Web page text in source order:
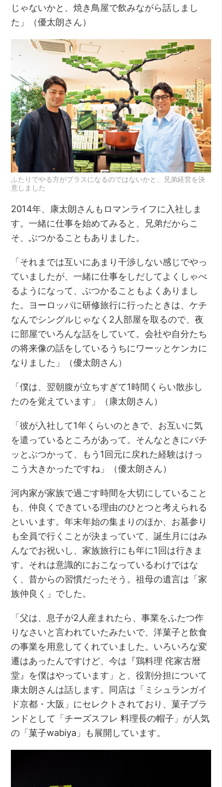
じゃないかと、焼き鳥屋で飲みながら話しまし
た」（優太朗さん）
ふたりでやる方がプラスになるのではないかと、兄弟経営を決
意しました
2014年、康太朗さんもロマンライフに入社しま
す。一緒に仕事を始めてみると、兄弟だからこ
そ、ぶつかることもありました。
「それまでは互いにあまり干渉しない感じでやっ
ていましたが、一緒に仕事をしだしてよくしゃべ
るようになって、ぶつかることもよくありまし
た。ヨーロッパに研修旅行に行ったときは、ケチ
なんでシングルじゃなく2人部屋を取るので、夜
に部屋でいろんな話をしていて。会社や自分たち
の将来像の話をしているうちにワーッとケンカに
なりました」（優太朗さん）
「僕は、翌朝腹が立ちすぎて1時間くらい散歩し
たのを覚えています」（康太朗さん）
「彼が入社して1年くらいのときで、お互いに気
を遣っているところがあって。そんなときにバチ
ッとぶつかって、もう1回元に戻れた経験はけっ
こう大きかったですね」（優太朗さん）
河内家が家族で過ごす時間を大切にしていること
も、仲良くできている理由のひとつと考えられる
といいます。年末年始の集まりのほか、お墓参り
も全員で行くことが決まっていて、誕生月にはみ
んなでお祝いし、家族旅行にも年に1回は行きま
す。それは意識的におこなっているわけではな
く、昔からの習慣だったそう。祖母の遺言は「家
族仲良く」でした。
「父は、息子が2人産まれたら、事業をふたつ作
りなさいと言われていたみたいで、洋菓子と飲食
の事業を用意してくれていました。いろいろな変
遷はあったんですけど、今は『鶏料理 侘家古暦
堂』を僕はやっています」と、役割分担について
康太朗さんは話します。同店は「ミシュランガイ
ド京都・大阪」にセレクトされており、菓子ブラ
ンドとして「チーズスフレ 料理長の帽子」が人気
の「菓子wabiya」も展開しています。